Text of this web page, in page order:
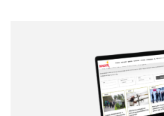
Correo electrónico